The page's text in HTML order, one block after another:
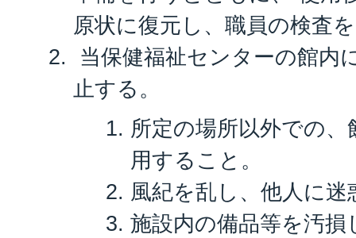
原状に復元し、職員の検査
当保健福祉センターの館内
止する。
所定の場所以外での
用すること。
風紀を乱し、他人に
施設内の備品等を汚